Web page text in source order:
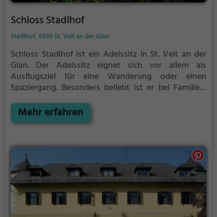
Schloss Stadlhof
Stadlhof, 9300 St. Veit an der Glan
Schloss Stadlhof ist ein Adelssitz in St. Veit an der
Glan. Der Adelssitz eignet sich vor allem als
Ausflugsziel für eine Wanderung oder einen
Spaziergang. Besonders beliebt ist er bei Familien,
offenbart historische Aspekte aus längst
vergangenen Zeiten und bietet einen kleinen
Mehr erfahren